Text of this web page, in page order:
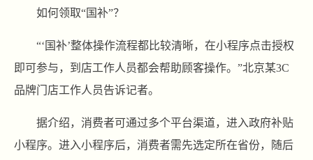
如何领取“国补”？
“‘国补’整体操作流程都比较清晰，在小程序点击授权
即可参与，到店工作人员都会帮助顾客操作。”北京某3C
品牌门店工作人员告诉记者。
据介绍，消费者可通过多个平台渠道，进入政府补贴
小程序。进入小程序后，消费者需先选定所在省份，随后